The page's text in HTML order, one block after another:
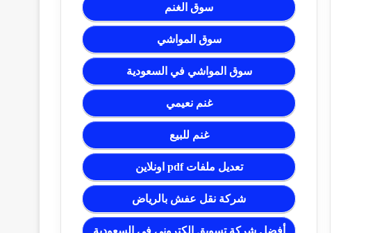
سوق الغنم
سوق المواشي
سوق المواشي في السعودية
غنم نعيمي
غنم للبيع
تعديل ملفات pdf اونلاين
شركة نقل عفش بالرياض
أفضل شركة تسويق إلكتروني في السعودية